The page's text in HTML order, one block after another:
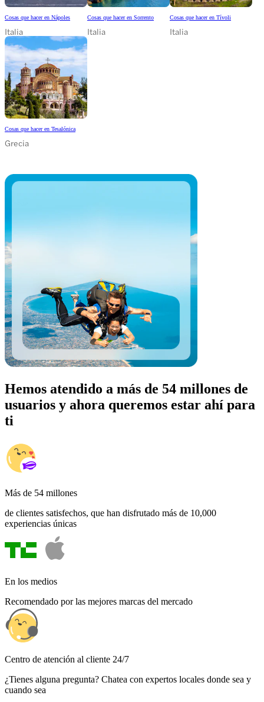
Cosas que hacer en Nápoles
Italia
Cosas que hacer en Sorrento
Italia
Cosas que hacer en Tívoli
Italia
Cosas que hacer en Tesalónica
Grecia
Hemos atendido a más de 54 millones de
usuarios y ahora queremos estar ahí para
ti
Más de 54 millones
de clientes satisfechos, que han disfrutado más de 10,000
experiencias únicas
En los medios
Recomendado por las mejores marcas del mercado
Centro de atención al cliente 24/7
¿Tienes alguna pregunta? Chatea con expertos locales donde sea y
cuando sea